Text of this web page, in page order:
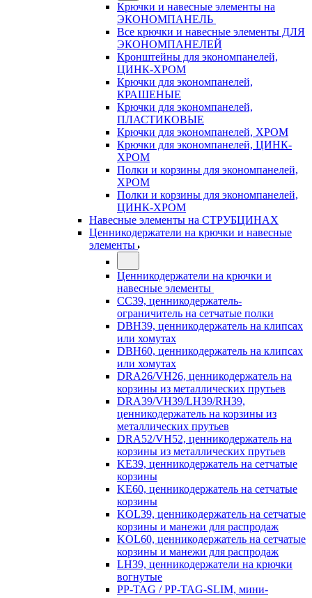
Крючки и навесные элементы на
ЭКОНОМПАНЕЛЬ
Все крючки и навесные элементы ДЛЯ
ЭКОНОМПАНЕЛЕЙ
Кронштейны для экономпанелей,
ЦИНК-ХРОМ
Крючки для экономпанелей,
КРАШЕНЫЕ
Крючки для экономпанелей,
ПЛАСТИКОВЫЕ
Крючки для экономпанелей, ХРОМ
Крючки для экономпанелей, ЦИНК-
ХРОМ
Полки и корзины для экономпанелей,
ХРОМ
Полки и корзины для экономпанелей,
ЦИНК-ХРОМ
Навесные элементы на СТРУБЦИНАХ
Ценникодержатели на крючки и навесные
элементы
Ценникодержатели на крючки и
навесные элементы
CC39, ценникодержатель-
ограничитель на сетчатые полки
DBH39, ценникодержатель на клипсах
или хомутах
DBH60, ценникодержатель на клипсах
или хомутах
DRA26/VH26, ценникодержатель на
корзины из металлических прутьев
DRA39/VH39/LH39/RH39,
ценникодержатель на корзины из
металлических прутьев
DRA52/VH52, ценникодержатель на
корзины из металлических прутьев
KE39, ценникодержатель на сетчатые
корзины
KE60, ценникодержатель на сетчатые
корзины
KOL39, ценникодержатель на сетчатые
корзины и манежи для распродаж
KOL60, ценникодержатель на сетчатые
корзины и манежи для распродаж
LH39, ценникодержатели на крючки
вогнутые
PP-TAG / PP-TAG-SLIM, мини-